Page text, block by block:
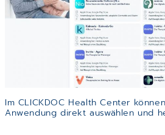
Im CLICKDOC Health Center
Anwendung direkt auswählen und